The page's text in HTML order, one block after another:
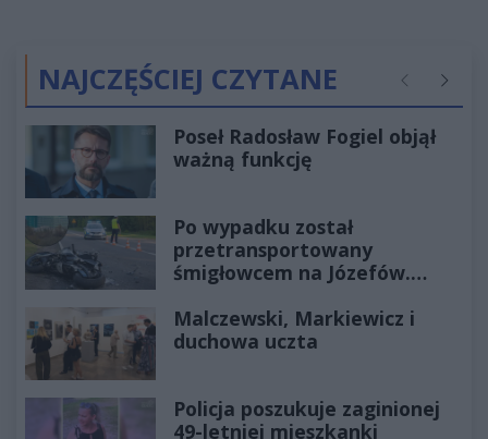
NAJCZĘŚCIEJ CZYTANE Poprzednie
Poseł Radosław Fogiel objął
ważną funkcję
Po wypadku został
przetransportowany
śmigłowcem na Józefów.
Malczewski, Markiewicz i
duchowa uczta
Policja poszukuje zaginionej
49-letniej mieszkanki